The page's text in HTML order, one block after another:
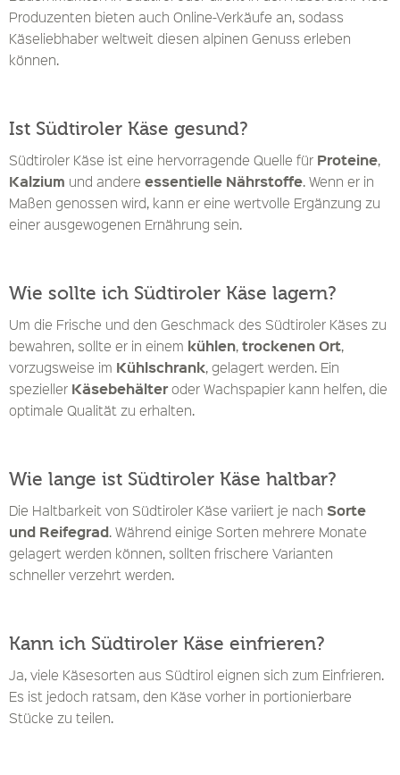
Produzenten bieten auch Online-Verkäufe an, sodass
Käseliebhaber weltweit diesen alpinen Genuss erleben
können.
Ist Südtiroler Käse gesund?
Südtiroler Käse ist eine hervorragende Quelle für Proteine,
Kalzium und andere essentielle Nährstoffe. Wenn er in
Maßen genossen wird, kann er eine wertvolle Ergänzung zu
einer ausgewogenen Ernährung sein.
Wie sollte ich Südtiroler Käse lagern?
Um die Frische und den Geschmack des Südtiroler Käses zu
bewahren, sollte er in einem kühlen, trockenen Ort,
vorzugsweise im Kühlschrank, gelagert werden. Ein
spezieller Käsebehälter oder Wachspapier kann helfen, die
optimale Qualität zu erhalten.
Wie lange ist Südtiroler Käse haltbar?
Die Haltbarkeit von Südtiroler Käse variiert je nach Sorte
und Reifegrad. Während einige Sorten mehrere Monate
gelagert werden können, sollten frischere Varianten
schneller verzehrt werden.
Kann ich Südtiroler Käse einfrieren?
Ja, viele Käsesorten aus Südtirol eignen sich zum Einfrieren.
Es ist jedoch ratsam, den Käse vorher in portionierbare
Stücke zu teilen.